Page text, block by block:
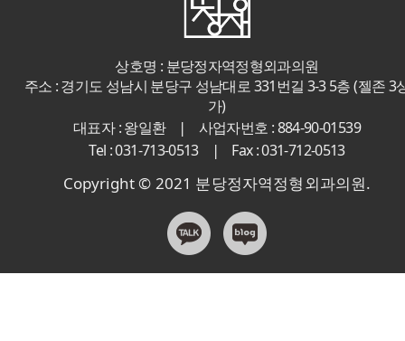
상호명 : 분당정자역정형외과의원
주소 : 경기도 성남시 분당구 성남대로 331번길 3-3 5층 (젤존 3
가)
대표자 : 왕일환
|
사업자번호 : 884-90-01539
Tel : 031-713-0513
| Fax : 031-712-0513
Copyright © 2021 분당정자역정형외과의원.